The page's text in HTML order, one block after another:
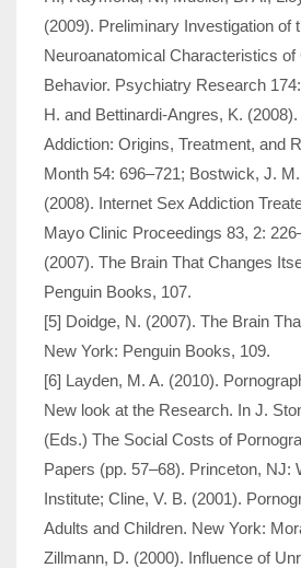
(2009). Preliminary Investigation of
Neuroanatomical Characteristics
Behavior. Psychiatry Research
H. and Bettinardi-Angres, K.
Addiction: Ori­gins, Treatment, and
Month 54: 696–721; Bostwick, J.
(2008). Internet Sex Addiction
Mayo Clinic Proceedings 83, 2:
(2007). The Brain That Changes
Penguin Books, 107.
[5] Doidge, N. (2007). The Brain
New York: Penguin Books, 109.
[6] Layden, M. A. (2010).
New look at the Research. In J.
(Eds.) The Social Costs of
Papers (pp. 57–68). Princeton, NJ:
Institute; Cline, V. B. (2001).
Adults and Children. New York:
Zillmann, D. (2000). Influence of